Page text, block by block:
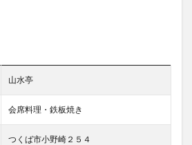
山水亭
会席料理・鉄板焼き
つくば市小野崎２５４